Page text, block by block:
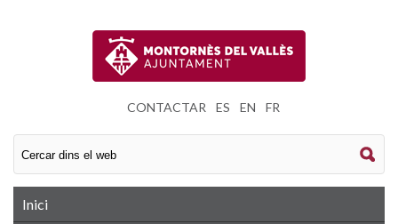
CONTACTAR ES EN FR
Inici